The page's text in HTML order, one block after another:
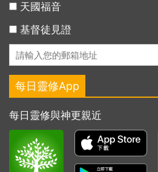
天國福音
基督徒見證
每日靈修App
每日靈修與神更親近